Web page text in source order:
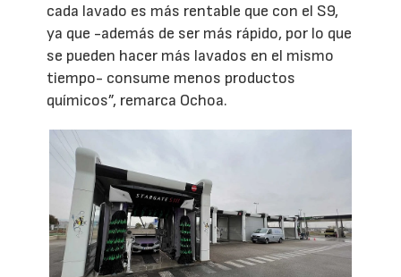
cada lavado es más rentable que con el S9,
ya que -además de ser más rápido, por lo que
se pueden hacer más lavados en el mismo
tiempo- consume menos productos
químicos”, remarca Ochoa.